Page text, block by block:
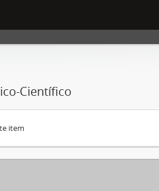
Científico
item